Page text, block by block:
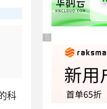
科
广告 商业广告，理性选择